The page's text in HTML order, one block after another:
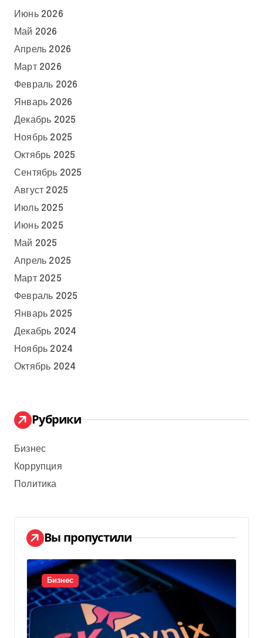
Июнь 2026
Май 2026
Апрель 2026
Март 2026
Февраль 2026
Январь 2026
Декабрь 2025
Ноябрь 2025
Октябрь 2025
Сентябрь 2025
Август 2025
Июль 2025
Июнь 2025
Май 2025
Апрель 2025
Март 2025
Февраль 2025
Январь 2025
Декабрь 2024
Ноябрь 2024
Октябрь 2024
Рубрики
Бизнес
Коррупция
Политика
Вы пропустили
Бизнес